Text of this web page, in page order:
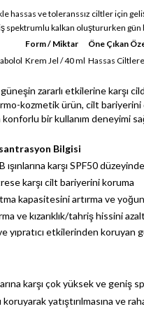
hassas ve toleranssız ciltler için
spektrumlu kalkan oluştururken
Form / Miktar Öne Çıkan
Krem Jel / 40 ml Hassas
zararlı etkilerine karşı
kozmetik ürün, cilt bariyerini
bir kullanım deneyimi
Bilgisi
ışınlarına karşı SPF50
karşı cilt bariyerini koruma
kapasitesini artırma ve
ve kızarıklık/tahriş hissini
ve yıpratıcı etkilerinden
karşı çok yüksek ve geniş
yatıştırılmasına ve